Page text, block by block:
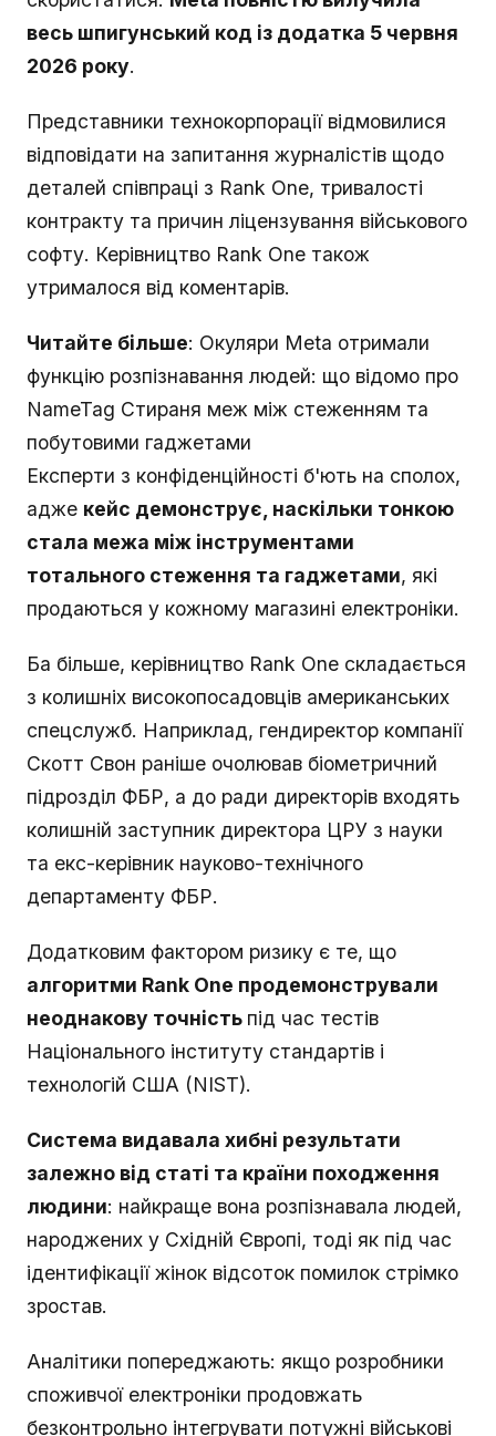
весь шпигунський код із додатка 5 червня
2026 року.
Представники технокорпорації відмовилися
відповідати на запитання журналістів щодо
деталей співпраці з Rank One, тривалості
контракту та причин ліцензування військового
софту. Керівництво Rank One також
утрималося від коментарів.
Читайте більше: Окуляри Meta отримали
функцію розпізнавання людей: що відомо про
NameTag Стираня меж між стеженням та
побутовими гаджетами
Експерти з конфіденційності б'ють на сполох,
адже кейс демонструє, наскільки тонкою
стала межа між інструментами
тотального стеження та гаджетами, які
продаються у кожному магазині електроніки.
Ба більше, керівництво Rank One складається
з колишніх високопосадовців американських
спецслужб. Наприклад, гендиректор компанії
Скотт Свон раніше очолював біометричний
підрозділ ФБР, а до ради директорів входять
колишній заступник директора ЦРУ з науки
та екс-керівник науково-технічного
департаменту ФБР.
Додатковим фактором ризику є те, що
алгоритми Rank One продемонстрували
неоднакову точність під час тестів
Національного інституту стандартів і
технологій США (NIST).
Система видавала хибні результати
залежно від статі та країни походження
людини: найкраще вона розпізнавала людей,
народжених у Східній Європі, тоді як під час
ідентифікації жінок відсоток помилок стрімко
зростав.
Аналітики попереджають: якщо розробники
споживчої електроніки продовжать
безконтрольно інтегрувати потужні військові